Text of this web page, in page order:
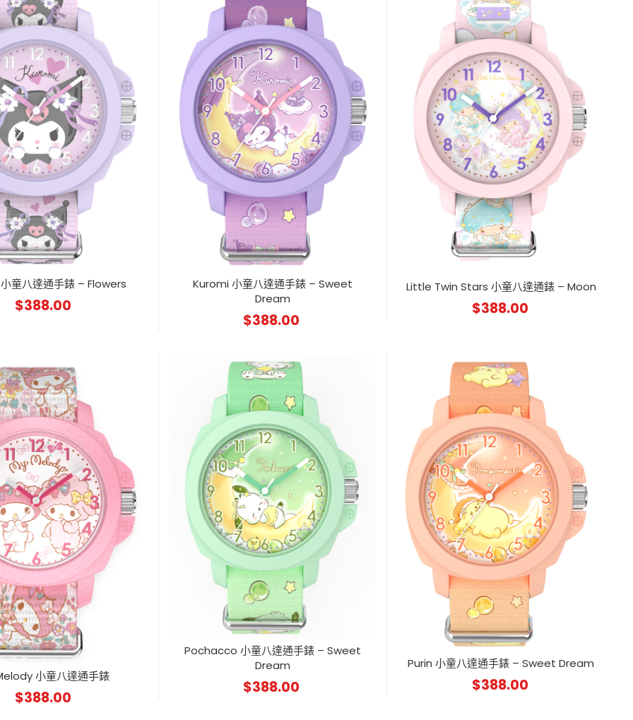
童八達通手錶 – Flowers
$388.00
Kuromi 小童八達通手錶 – Sweet
Dream
$388.00
Little Twin Stars 小童八達通錶 – Moon
$388.00
小童八達通手錶
$388.00
Pochacco 小童八達通手錶 – Sweet
Dream
$388.00
Purin 小童八達通手錶 – Sweet Dream
$388.00